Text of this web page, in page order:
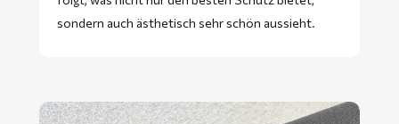
sondern auch ästhetisch sehr schön aussieht.